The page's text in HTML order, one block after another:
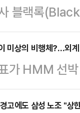
블랙록
어올렸다. 아
자금의 한국
자공시시스
는
미상의 비행체?…외
가 HMM 선
는 외교부 발
이냐"라고 꼬
고에도 삼성 노조 "상